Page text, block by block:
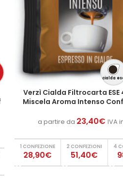
cialda
Verzì Cialda Filtrocarta ESE
Miscela Aroma Intenso Conf
a partire da 23,40€ IVA
1 CONFEZIONE
28,90€
2 CONFEZIONI
51,40€
4